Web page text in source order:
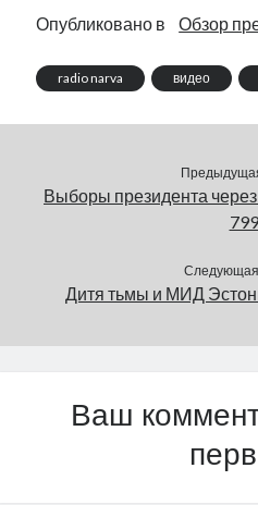
Опубликовано в Обзор
radio narva видео
Выборы президента
799
Следующая
Дитя тьмы и МИД
Ваш